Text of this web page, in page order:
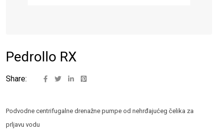
Pedrollo RX
Share:
Podvodne centrifugalne drenažne pumpe od nehrđajućeg čelika za
prljavu vodu